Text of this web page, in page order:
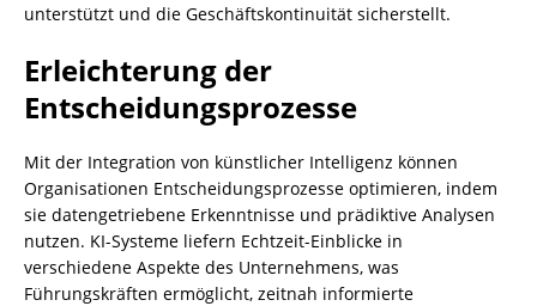
unterstützt und die Geschäftskontinuität sicherstellt.
Erleichterung der
Entscheidungsprozesse
Mit der Integration von künstlicher Intelligenz können
Organisationen Entscheidungsprozesse optimieren, indem
sie datengetriebene Erkenntnisse und prädiktive Analysen
nutzen. KI-Systeme liefern Echtzeit-Einblicke in
verschiedene Aspekte des Unternehmens, was
Führungskräften ermöglicht, zeitnah informierte